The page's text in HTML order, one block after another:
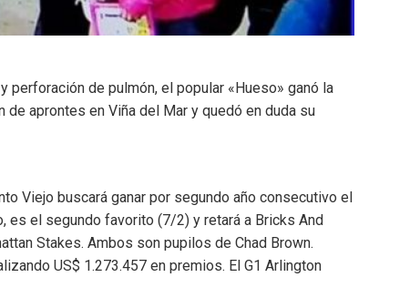
de pulmón, el popular «Hueso» ganó la
aprontes en Viña del Mar y quedó en duda su
Viejo buscará ganar por segundo año consecutivo el
es el segundo favorito (7/2) y retará a Bricks And
Stakes. Ambos son pupilos de Chad Brown.
US$ 1.273.457 en premios. El G1 Arlington